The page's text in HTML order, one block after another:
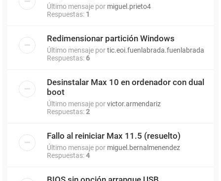
Último mensaje por miguel.prieto4
Respuestas: 1
Redimensionar partición Windows
Último mensaje portic.eoi.fuenlabrada.fuenlabrada
Respuestas: 6
Desinstalar Max 10 en ordenador con dual
boot
Último mensaje porvictor.armendariz
Respuestas:2
Fallo al reiniciar Max 11.5 (resuelto)
Último mensaje por miguel.bernalmenendez
Respuestas:4